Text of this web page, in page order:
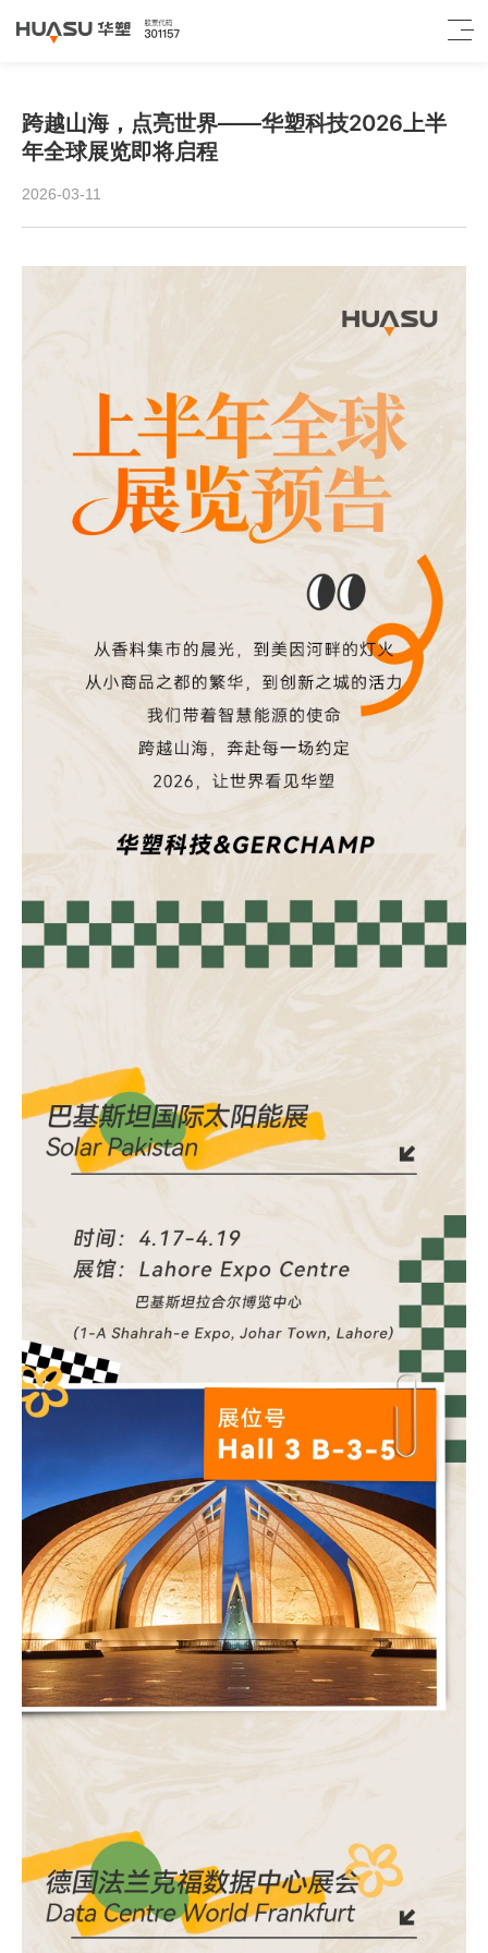
跨越山海，点亮世界——华塑科技2026上半
年全球展览即将启程
2026-03-11